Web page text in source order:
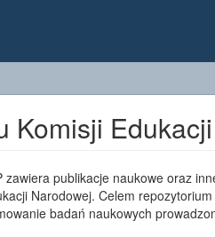
Komisji
publikacje naukowe oraz
Narodowej. Celem
badań naukowych